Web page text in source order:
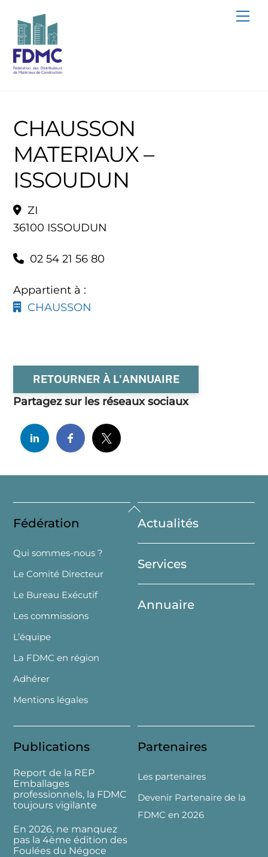
content
CHAUSSON
MATERIAUX –
ISSOUDUN
ZI
36100 ISSOUDUN
02 54 21 56 80
Appartient à :
CHAUSSON
RETOURNER À L'ANNUAIRE
Partagez sur les réseaux sociaux
Back
To
Top
Fédération
Qui sommes-nous ?
Le Comité Directeur
Le Bureau Exécutif
Les commissions
L’équipe
La FDMC en région
Adhérer
Mentions légales
Actualités
Services
Annuaire
Publications
Report de la REP
Emballages
professionnels, la FDMC
toujours vigilante
En 2026, ne manquez
pas la 4ème édition des
Foulées du Négoce
Partenaires
Les partenaires
Devenir Partenaire de la
FDMC en 2026